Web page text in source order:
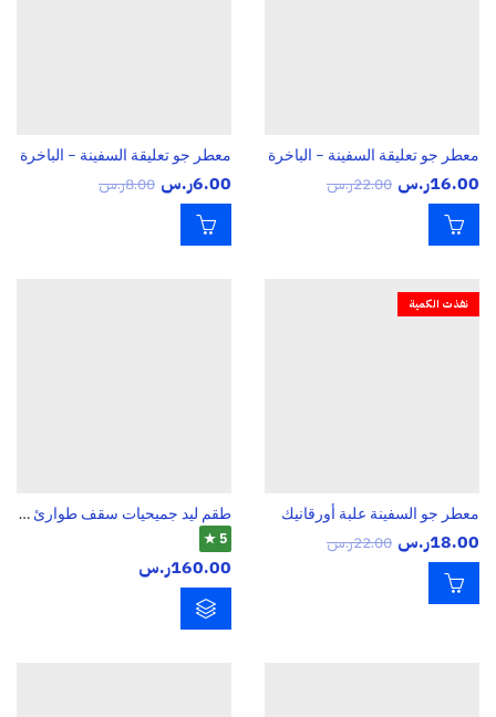
معطر جو تعليقة السفينة – الباخرة
16.00ر.س 22.00ر.س
معطر جو تعليقة السفينة – الباخرة
6.00ر.س 8.00ر.س
نفذت الكمية
معطر جو السفينة علبة أورقانيك
18.00ر.س 22.00ر.س
طقم ليد جميحيات سقف طوارئ للسيارة متعدد الألوان – إضاءة LED قوية مقاومة للماء مع أوضاع وميض متعددة للرحلات والطرق الوعرة
5 ★
160.00ر.س